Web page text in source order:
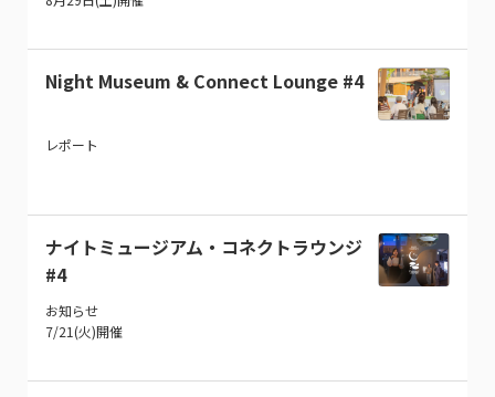
Night Museum & Connect Lounge #4
レポート
ナイトミュージアム・コネクトラウンジ
#4
お知らせ
7/21(火)開催